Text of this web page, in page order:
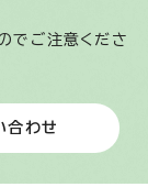
でご注意くださ
合わせ